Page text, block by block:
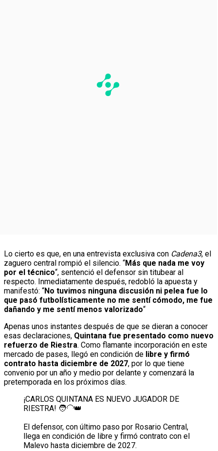
Lo cierto es que, en una entrevista exclusiva con Cadena3, el
zaguero central rompió el silencio. “Más que nada me voy
por el técnico“, sentenció el defensor sin titubear al
respecto. Inmediatamente después, redobló la apuesta y
manifestó: “No tuvimos ninguna discusión ni pelea fue lo
que pasó futbolísticamente no me sentí cómodo, me fue
dañando y me sentí menos valorizado“
Apenas unos instantes después de que se dieran a conocer
esas declaraciones, Quintana fue presentado como nuevo
refuerzo de Riestra. Como flamante incorporación en este
mercado de pases, llegó en condición de libre y firmó
contrato hasta diciembre de 2027, por lo que tiene
convenio por un año y medio por delante y comenzará la
pretemporada en los próximos días.
¡CARLOS QUINTANA ES NUEVO JUGADOR DE
RIESTRA! 🧑‍🦲👑
El defensor, con último paso por Rosario Central,
llega en condición de libre y firmó contrato con el
Malevo hasta diciembre de 2027.